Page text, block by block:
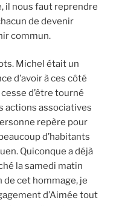
il nous faut reprendre
de devenir
commun.
Michel était un
d’avoir à ces côté
d’être tourné
actions associatives
repère pour
d’habitants
Quiconque a déjà
la samedi matin
de cet hommage, je
d’Aimée tout